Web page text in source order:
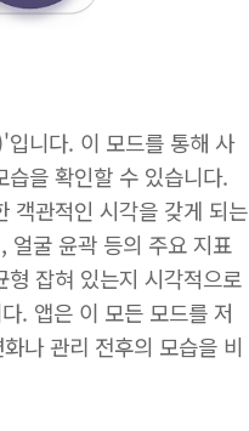
니다. 이 모드를 통해 사
을 확인할 수 있습니다.
객관적인 시각을 갖게 되는
얼굴 윤곽 등의 주요 지표
잡혀 있는지 시각적으로
. 앱은 이 모든 모드를 저
나 관리 전후의 모습을 비